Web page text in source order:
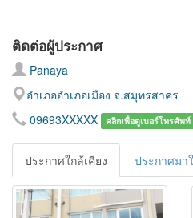
ติดต่อผู้ประกาศ
Panaya
อำเภออำเภอเมือง จ.สมุทรสาคร
09693XXXXX
คลิกเพื่อดูเบอร์โทรศัพท์
ประกาศใกล้เคียง ประกาศมา